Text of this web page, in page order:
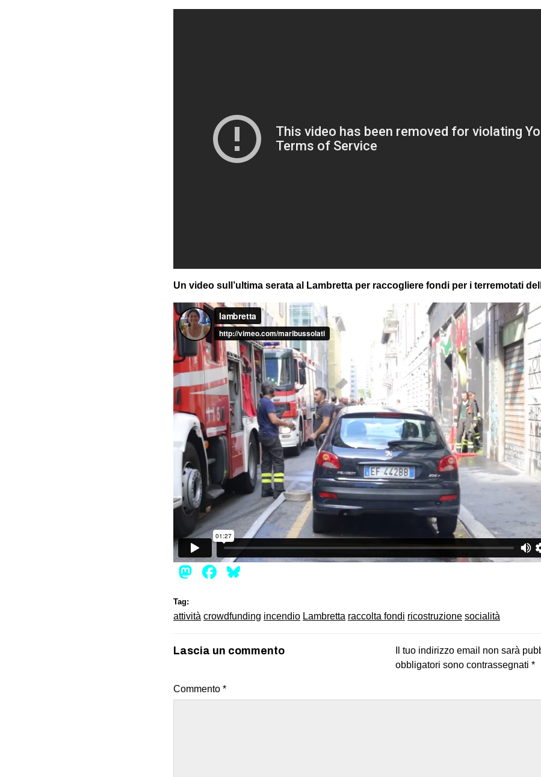
Un video sull’ultima serata al Lambretta per raccogliere fondi per i terremotati
Mastodon
Facebook
Tag:
attività crowdfunding incendio Lambretta raccolta fondi ricostruzione socialità
Lascia un commento Il tuo indirizzo email non sarà
obbligatori sono contrassegnati *
Commento *